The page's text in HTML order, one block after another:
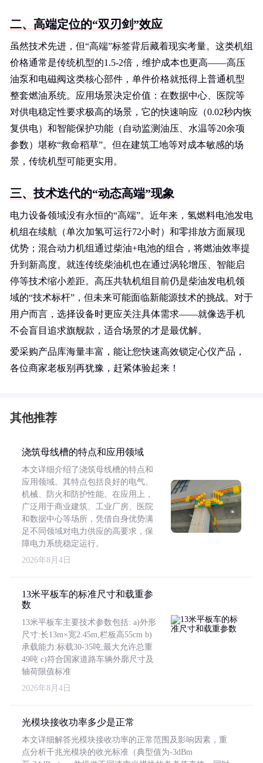
二、高端定位的“双刃剑”效应
虽然技术先进，但“高端”标签背后藏着现实考量。这类机组
价格通常是传统机型的1.5-2倍，维护成本也更高——高压
油泵和电磁阀这类核心部件，单件价格就抵得上普通机型
整套燃油系统。应用场景决定价值：在数据中心、医院等
对供电稳定性要求极高的场景，它的快速响应（0.02秒内恢
复供电）和智能保护功能（自动监测油压、水温等20余项
参数）堪称“救命稻草”。但在建筑工地等对成本敏感的场
景，传统机型可能更实用。
三、技术迭代的“动态高端”现象
电力设备领域没有永恒的“高端”。近年来，氢燃料电池发电
机组在续航（单次加氢可运行72小时）和零排放方面展现
优势；混合动力机组通过柴油+电池的组合，将燃油效率提
升到新高度。就连传统柴油机也在通过涡轮增压、智能启
停等技术缩小差距。高压共轨机组目前仍是柴油发电机领
域的“技术标杆”，但未来可能面临新能源技术的挑战。对于
用户而言，选择设备时更应关注具体需求——就像选手机
不会盲目追求旗舰款，适合场景的才是最优解。
爱采购产品库海量丰富，能让您快速高效锁定心仪产品，
各位商家老板别再犹豫，赶紧体验起来！
其他推荐
浇筑母线槽的特点和应用领域
本文详细介绍了浇筑母线槽的特点和
应用领域。其特点包括良好的电气、
机械、防火和防护性能。在应用上，
广泛用于商业建筑、工业厂房、医院
和数据中心等场所，凭借自身优势满
足不同领域对电力供应的高要求，保
障电力系统稳定运行。
2026年8月4日
13米平板车的标准尺寸和载重参
数
13米平板车主要技术参数包括: a)外形
尺寸:长13m×宽2.45m,栏板高55cm b)
承载能力:标载30-35吨,最大允许总重
49吨 c)符合国家道路车辆外廓尺寸及
轴荷限值标准
2026年8月4日
光模块接收功率多少是正常
本文详细解答光模块接收功率的正常范围及影响因素，重
点分析千兆光模块的收光标准（典型值为-3dBm